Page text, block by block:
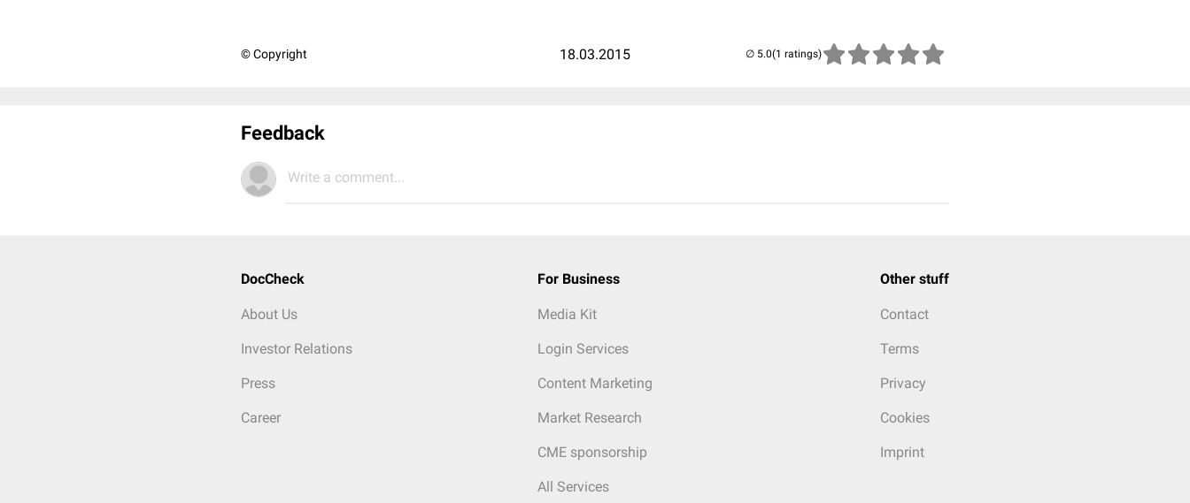
© Copyright 18.03.2015 (1 ratings)
Feedback
Write a comment...
DocCheck
About Us
Investor Relations
Press
Career
For Business
Media Kit
Login Services
Content Marketing
Market Research
CME sponsorship
All Services
Other stuff
Contact
Terms
Privacy
Cookies
Imprint